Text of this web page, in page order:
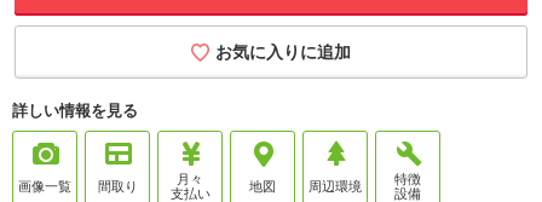
お気に入りに追加
詳しい情報を見る
画像一覧 間取り
月々
支払い
地図 周辺環境
特徴
設備